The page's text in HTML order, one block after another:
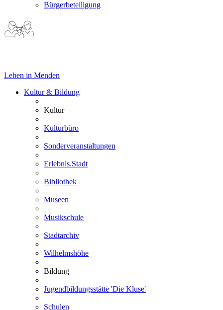
Bürgerbeteiligung
Leben in Menden
Kultur & Bildung
Kultur
Kulturbüro
Sonderveranstaltungen
Erlebnis.Stadt
Bibliothek
Museen
Musikschule
Stadtarchiv
Wilhelmshöhe
Bildung
Jugendbildungsstätte 'Die Kluse'
Schulen